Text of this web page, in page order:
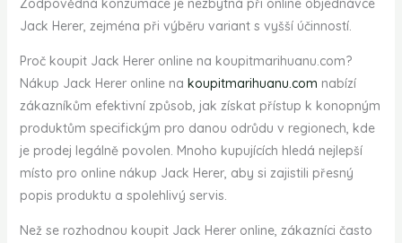
Zodpovědná konzumace je nezbytná při online objednávce
Jack Herer, zejména při výběru variant s vyšší účinností.
Proč koupit Jack Herer online na koupitmarihuanu.com?
Nákup Jack Herer online na koupitmarihuanu.com nabízí
zákazníkům efektivní způsob, jak získat přístup k konopným
produktům specifickým pro danou odrůdu v ​​regionech, kde
je prodej legálně povolen. Mnoho kupujících hledá nejlepší
místo pro online nákup Jack Herer, aby si zajistili přesný
popis produktu a spolehlivý servis.
Než se rozhodnou koupit Jack Herer online, zákazníci často